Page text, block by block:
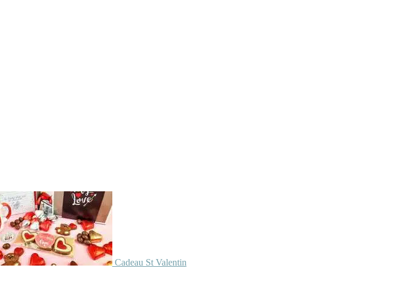
Cadeau St Valentin